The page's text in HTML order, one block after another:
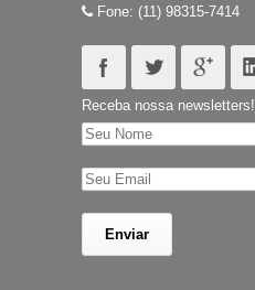
Fone: (11) 98315-7414
Receba nossa newsletters!